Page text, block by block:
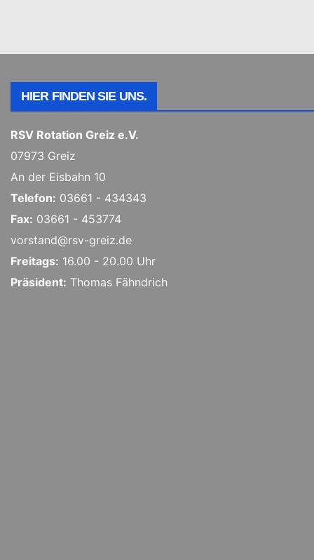
HIER FINDEN SIE UNS.
RSV Rotation Greiz e.V.
07973 Greiz
An der Eisbahn 10
Telefon: 03661 - 434343
Fax: 03661 - 453774
vorstand@rsv-greiz.de
Freitags: 16.00 - 20.00 Uhr
Präsident: Thomas Fähndrich